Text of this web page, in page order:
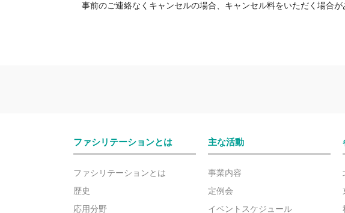
事前のご連絡なくキャンセルの場合、キャンセル料をいただく場合が
ファシリテーションとは
ファシリテーションとは
歴史
応用分野
主な活動
事業内容
定例会
イベントスケジュール